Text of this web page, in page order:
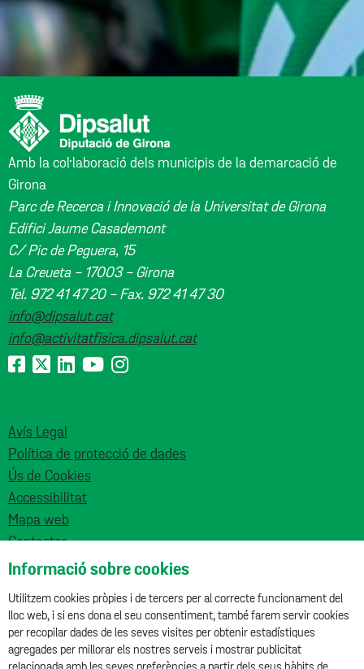
Amb la col·laboració dels municipis de la demarcació de
Girona
Parc de Recerca i Innovació de la Universitat de Girona
Edifici Jaume Casademont
C/ Pic de Peguera, 15
La Creueta - 17003 - Girona
Tel. 972 41 47 20 - Fax. 972 41 47 30
info@dipsalut.cat
info@activitatfisica.dipsalut.cat
Avís Legal
Política de protecció de dades
Ús de Cookies
Accessibilitat
Mapa web
Contactar
Aquesta obra està subjecta a una llicència de
Informació sobre cookies
Utilitzem cookies pròpies i de tercers per al correcte funcionament del
lloc web, i si ens dona el seu consentiment, també farem servir cookies
per recopilar dades de les seves visites per obtenir estadístiques
agregades per millorar els nostres serveis i mostrar publicitat